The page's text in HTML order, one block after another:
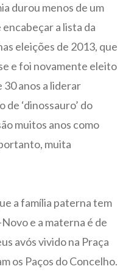
durou menos de um
a lista da
eleições de 2013, que
e foi novamente eleito
30 anos a liderar
‘dinossauro’ do
muitos anos como
muita
a família paterna tem
e a materna é de
avós vivido na Praça
os Paços do Concelho.